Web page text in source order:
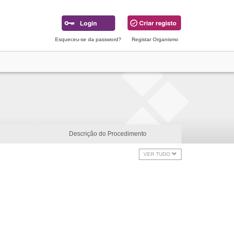
Esqueceu-se da password? Registar Organismo
Descrição do Procedimento
VER TUDO